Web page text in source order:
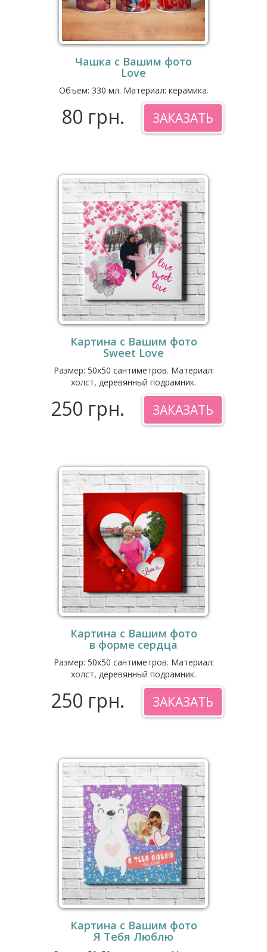
Чашка с Вашим фото
Love
Объем: 330 мл. Материал: керамика.
80 грн. ЗАКАЗАТЬ
Картина с Вашим фото
Sweet Love
Размер: 50x50 сантиметров. Материал:
холст, деревянный подрамник.
250 грн. ЗАКАЗАТЬ
Картина с Вашим фото
в форме сердца
Размер: 50x50 сантиметров. Материал:
холст, деревянный подрамник.
250 грн. ЗАКАЗАТЬ
Картина с Вашим фото
Я Тебя Люблю